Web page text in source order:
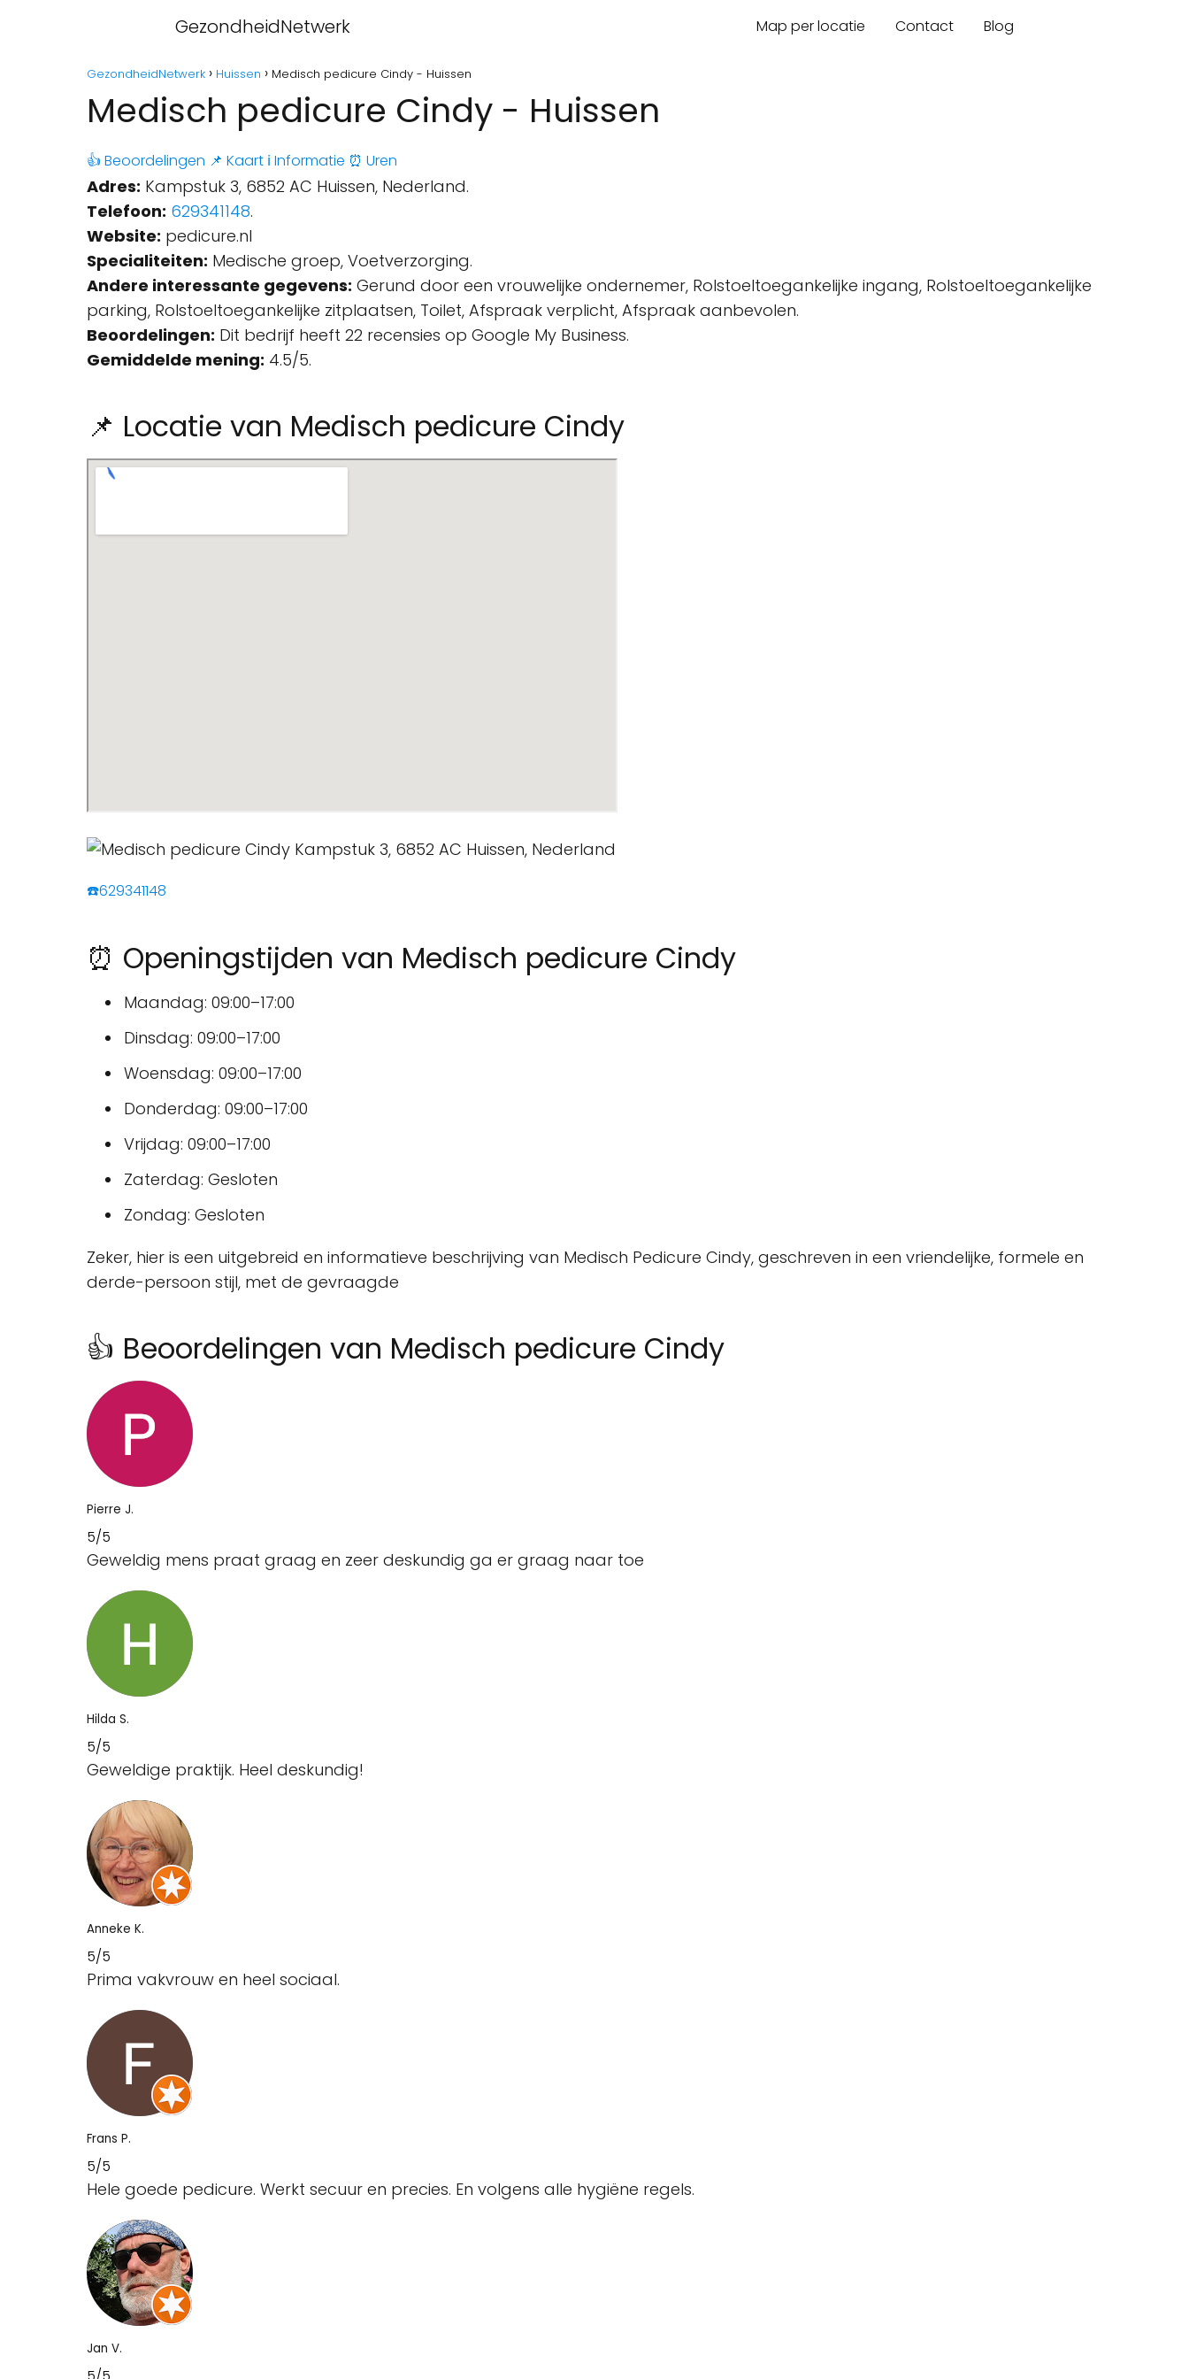
GezondheidNetwerk Map per locatie Contact Blog
GezondheidNetwerk Huissen Medisch pedicure Cindy - Huissen
Medisch pedicure Cindy - Huissen
👍 Beoordelingen 📌 Kaart ℹ️ Informatie ⏰ Uren
Adres: Kampstuk 3, 6852 AC Huissen, Nederland.
Telefoon: 629341148.
Website: pedicure.nl
Specialiteiten: Medische groep, Voetverzorging.
Andere interessante gegevens: Gerund door een vrouwelijke ondernemer, Rolstoeltoegankelijke ingang, Rolstoeltoegankelijke
parking, Rolstoeltoegankelijke zitplaatsen, Toilet, Afspraak verplicht, Afspraak aanbevolen.
Beoordelingen: Dit bedrijf heeft 22 recensies op Google My Business.
Gemiddelde mening: 4.5/5.
📌 Locatie van Medisch pedicure Cindy
☎️629341148
⏰ Openingstijden van Medisch pedicure Cindy
Maandag: 09:00–17:00
Dinsdag: 09:00–17:00
Woensdag: 09:00–17:00
Donderdag: 09:00–17:00
Vrijdag: 09:00–17:00
Zaterdag: Gesloten
Zondag: Gesloten
Zeker, hier is een uitgebreid en informatieve beschrijving van Medisch Pedicure Cindy, geschreven in een vriendelijke, formele en
derde-persoon stijl, met de gevraagde
👍 Beoordelingen van Medisch pedicure Cindy
Pierre J.
5/5
Geweldig mens praat graag en zeer deskundig ga er graag naar toe
Hilda S.
5/5
Geweldige praktijk. Heel deskundig!
Anneke K.
5/5
Prima vakvrouw en heel sociaal.
Frans P.
5/5
Hele goede pedicure. Werkt secuur en precies. En volgens alle hygiëne regels.
Jan V.